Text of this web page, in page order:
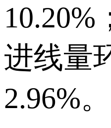
10.20%
进线量
2.96%。